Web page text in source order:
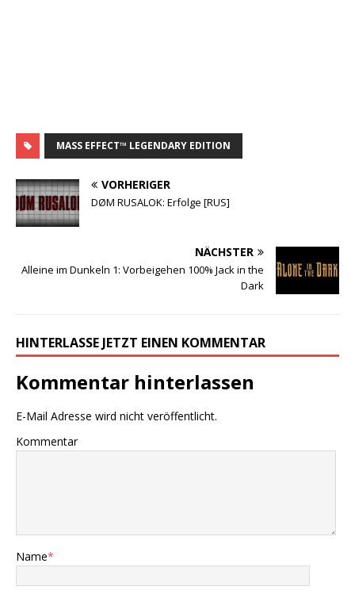
MASS EFFECT™ LEGENDARY EDITION
VORHERIGER
DØM RUSALOK: Erfolge [RUS]
NÄCHSTER
Alleine im Dunkeln 1: Vorbeigehen 100% Jack in the
Dark
HINTERLASSE JETZT EINEN KOMMENTAR
Kommentar hinterlassen
E-Mail Adresse wird nicht veröffentlicht.
Kommentar
Name*